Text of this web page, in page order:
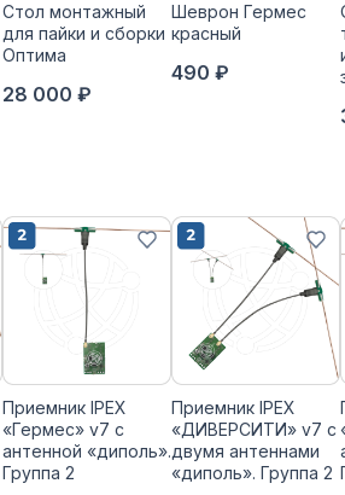
Стол монтажный
для пайки и сборки
Оптима
28 000 ₽
Шеврон Гермес
красный
490 ₽
Приемник IPEX
«Гермес» v7 с
антенной «диполь».
Группа 2
Приемник IPEX
«ДИВЕРСИТИ» v7 с
двумя антеннами
«диполь». Группа 2